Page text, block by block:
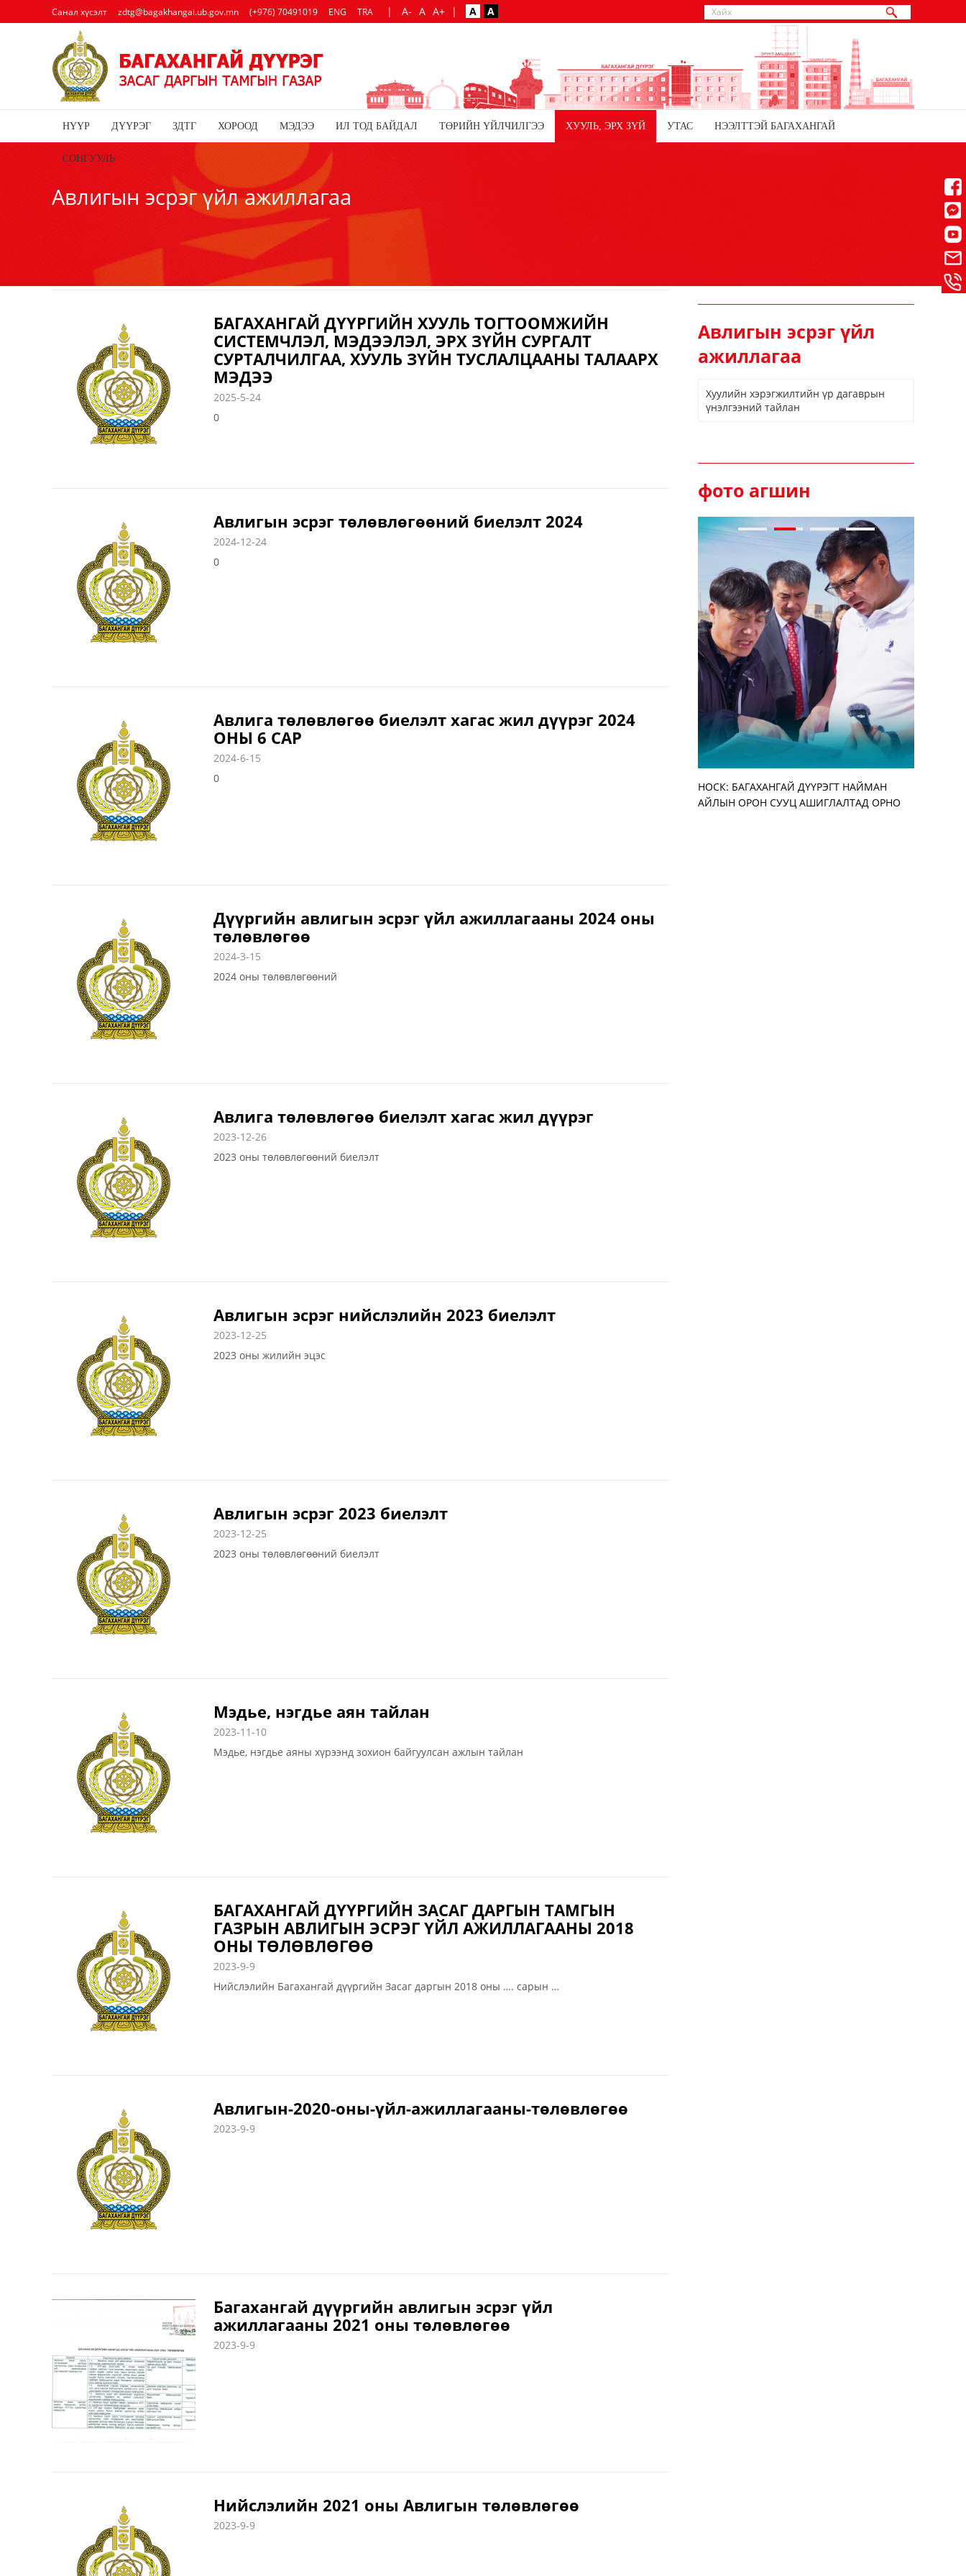
Санал хүсэлт zdtg@bagakhangai.ub.gov.mn (+976) 70491019 ENG TRA | A- A A+ | A A
НҮҮР ДҮҮРЭГ ЗДТГ ХОРООД МЭДЭЭ ИЛ ТОД БАЙДАЛ ТӨРИЙН ҮЙЛЧИЛГЭЭ ХУУЛЬ, ЭРХ ЗҮЙ УТАС НЭЭЛТТЭЙ БАГАХАНГАЙ
СОНГУУЛЬ
Авлигын эсрэг үйл ажиллагаа
БАГАХАНГАЙ ДҮҮРГИЙН ХУУЛЬ ТОГТООМЖИЙН
СИСТЕМЧЛЭЛ, МЭДЭЭЛЭЛ, ЭРХ ЗҮЙН СУРГАЛТ
СУРТАЛЧИЛГАА, ХУУЛЬ ЗҮЙН ТУСЛАЛЦААНЫ ТАЛААРХ
МЭДЭЭ
2025-5-24
0
Авлигын эсрэг төлөвлөгөөний биелэлт 2024
2024-12-24
0
Авлига төлөвлөгөө биелэлт хагас жил дүүрэг 2024
ОНЫ 6 САР
2024-6-15
0
Дүүргийн авлигын эсрэг үйл ажиллагааны 2024 оны
төлөвлөгөө
2024-3-15
2024 оны төлөвлөгөөний
Авлига төлөвлөгөө биелэлт хагас жил дүүрэг
2023-12-26
2023 оны төлөвлөгөөний биелэлт
Авлигын эсрэг нийслэлийн 2023 биелэлт
2023-12-25
2023 оны жилийн эцэс
Авлигын эсрэг 2023 биелэлт
2023-12-25
2023 оны төлөвлөгөөний биелэлт
Мэдье, нэгдье аян тайлан
2023-11-10
Мэдье, нэгдье аяны хүрээнд зохион байгуулсан ажлын тайлан
БАГАХАНГАЙ ДҮҮРГИЙН ЗАСАГ ДАРГЫН ТАМГЫН
ГАЗРЫН АВЛИГЫН ЭСРЭГ ҮЙЛ АЖИЛЛАГААНЫ 2018
ОНЫ ТӨЛӨВЛӨГӨӨ
2023-9-9
Нийслэлийн Багахангай дүүргийн Засаг даргын 2018 оны …. сарын …
Авлигын-2020-оны-үйл-ажиллагааны-төлөвлөгөө
2023-9-9
Багахангай дүүргийн авлигын эсрэг үйл
ажиллагааны 2021 оны төлөвлөгөө
2023-9-9
Нийслэлийн 2021 оны Авлигын төлөвлөгөө
2023-9-9
Авлигын эсрэг үйл
ажиллагаа
Хуулийн хэрэгжилтийн үр дагаврын
үнэлгээний тайлан
фото агшин
НОСК: БАГАХАНГАЙ ДҮҮРЭГТ НАЙМАН
АЙЛЫН ОРОН СУУЦ АШИГЛАЛТАД ОРНО